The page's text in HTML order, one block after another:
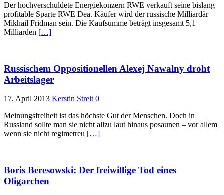
Der hochverschuldete Energiekonzern RWE verkauft seine bislang
profitable Sparte RWE Dea. Käufer wird der russische Milliardär
Mikhail Fridman sein. Die Kaufsumme beträgt insgesamt 5,1
Milliarden […]
Russischem Oppositionellen Alexej Nawalny droht
Arbeitslager
17. April 2013 Kerstin Streit 0
Meinungsfreiheit ist das höchste Gut der Menschen. Doch in
Russland sollte man sie nicht allzu laut hinaus posaunen – vor allem
wenn sie nicht regimetreu […]
Boris Beresowski: Der freiwillige Tod eines
Oligarchen